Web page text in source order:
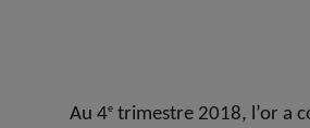
Au 4e trimestre 2018, l’or a